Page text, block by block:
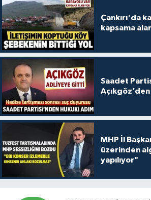
Çankırı'da
kapsama
Saadet
MHP İl
üzerinden
yapılıyor"